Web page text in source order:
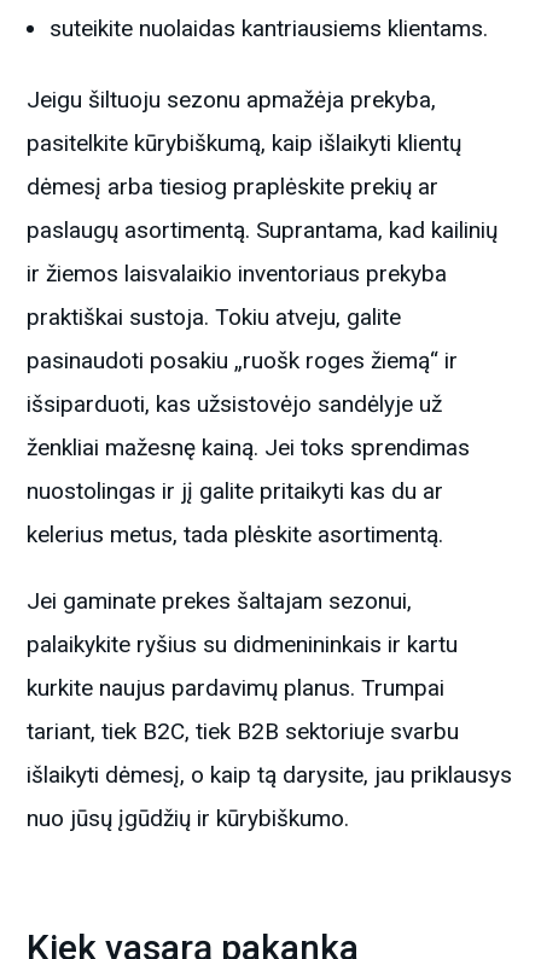
suteikite nuolaidas kantriausiems klientams.
Jeigu šiltuoju sezonu apmažėja prekyba,
pasitelkite kūrybiškumą, kaip išlaikyti klientų
dėmesį arba tiesiog praplėskite prekių ar
paslaugų asortimentą. Suprantama, kad kailinių
ir žiemos laisvalaikio inventoriaus prekyba
praktiškai sustoja. Tokiu atveju, galite
pasinaudoti posakiu „ruošk roges žiemą“ ir
išsiparduoti, kas užsistovėjo sandėlyje už
ženkliai mažesnę kainą. Jei toks sprendimas
nuostolingas ir jį galite pritaikyti kas du ar
kelerius metus, tada plėskite asortimentą.
Jei gaminate prekes šaltajam sezonui,
palaikykite ryšius su didmenininkais ir kartu
kurkite naujus pardavimų planus. Trumpai
tariant, tiek B2C, tiek B2B sektoriuje svarbu
išlaikyti dėmesį, o kaip tą darysite, jau priklausys
nuo jūsų įgūdžių ir kūrybiškumo.
Kiek vasarą pakanka